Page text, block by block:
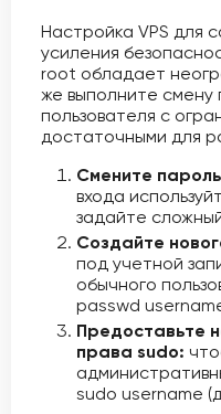
Настройка VPS для
усиления
root обладает
же выполните смену
пользователя с
достаточными для
Смените
входа
задайте
Создайте
под учетной
обычного
passwd
Предоставьте
права sudo:
sudo username